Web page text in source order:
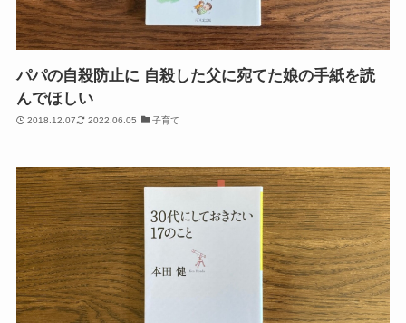
パパの自殺防止に 自殺した父に宛てた娘の手紙を読
んでほしい
2018.12.07 2022.06.05 子育て